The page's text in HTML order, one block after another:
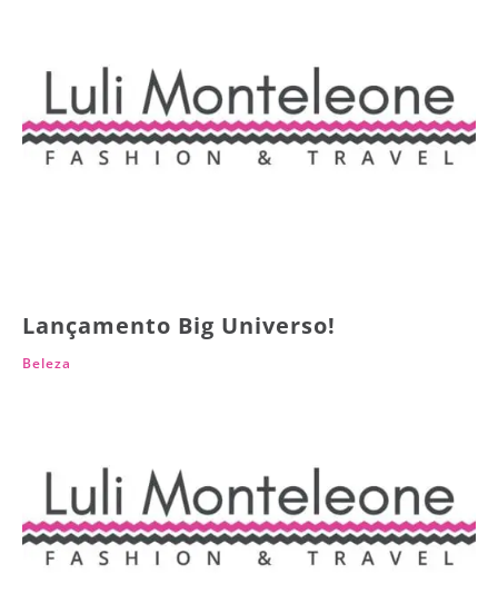
Lançamento Big Universo!
Beleza